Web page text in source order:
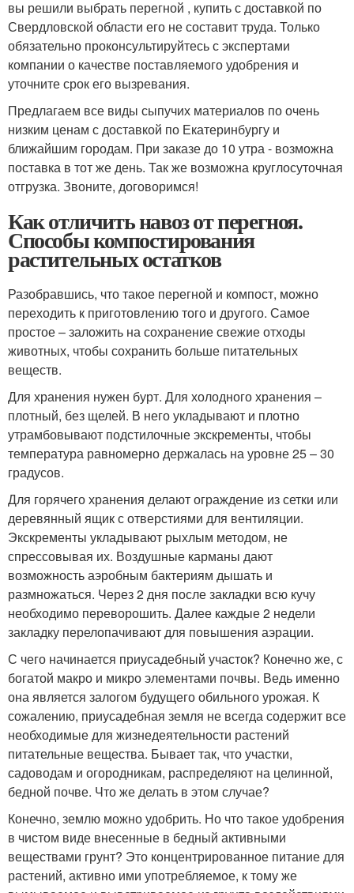
вы решили выбрать перегной , купить с доставкой по
Свердловской области его не составит труда. Только
обязательно проконсультируйтесь с экспертами
компании о качестве поставляемого удобрения и
уточните срок его вызревания.
Предлагаем все виды сыпучих материалов по очень
низким ценам с доставкой по Екатеринбургу и
ближайшим городам. При заказе до 10 утра - возможна
поставка в тот же день. Так же возможна круглосуточная
отгрузка. Звоните, договоримся!
Как отличить навоз от перегноя.
Способы компостирования
растительных остатков
Разобравшись, что такое перегной и компост, можно
переходить к приготовлению того и другого. Самое
простое – заложить на сохранение свежие отходы
животных, чтобы сохранить больше питательных
веществ.
Для хранения нужен бурт. Для холодного хранения –
плотный, без щелей. В него укладывают и плотно
утрамбовывают подстилочные экскременты, чтобы
температура равномерно держалась на уровне 25 – 30
градусов.
Для горячего хранения делают ограждение из сетки или
деревянный ящик с отверстиями для вентиляции.
Экскременты укладывают рыхлым методом, не
спрессовывая их. Воздушные карманы дают
возможность аэробным бактериям дышать и
размножаться. Через 2 дня после закладки всю кучу
необходимо переворошить. Далее каждые 2 недели
закладку перелопачивают для повышения аэрации.
С чего начинается приусадебный участок? Конечно же, с
богатой макро и микро элементами почвы. Ведь именно
она является залогом будущего обильного урожая. К
сожалению, приусадебная земля не всегда содержит все
необходимые для жизнедеятельности растений
питательные вещества. Бывает так, что участки,
садоводам и огородникам, распределяют на целинной,
бедной почве. Что же делать в этом случае?
Конечно, землю можно удобрить. Но что такое удобрения
в чистом виде внесенные в бедный активными
веществами грунт? Это концентрированное питание для
растений, активно ими употребляемое, к тому же